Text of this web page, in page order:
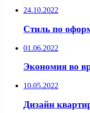
24.10.2022
Стиль по
01.06.2022
Экономия во
10.05.2022
Дизайн